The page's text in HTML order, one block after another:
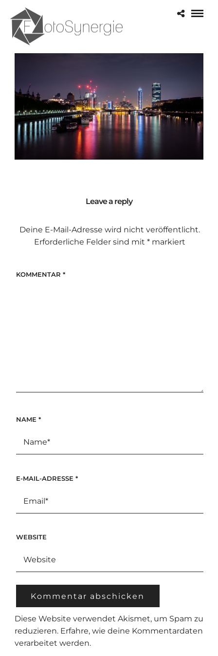
Leave a reply
Deine E-Mail-Adresse wird nicht veröffentlicht.
Erforderliche Felder sind mit *markiert
KOMMENTAR *
NAME *
E-MAIL-ADRESSE *
WEBSITE
Diese Website verwendet Akismet, um Spam zu
reduzieren. Erfahre, wie deine Kommentardaten
verarbeitet werden.